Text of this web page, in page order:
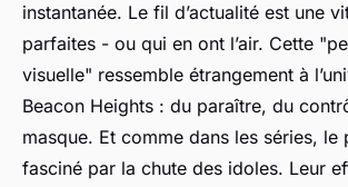
instantanée. Le fil d’actualité est une
parfaites - ou qui en ont l’air. Cette
visuelle" ressemble étrangement à
Beacon Heights : du paraître, du
masque. Et comme dans les séries, le
fasciné par la chute des idoles. Leur